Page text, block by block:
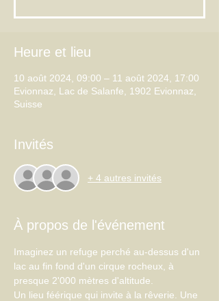
Heure et lieu
10 août 2024, 09:00 – 11 août 2024, 17:00
Evionnaz, Lac de Salanfe, 1902 Evionnaz,
Suisse
Invités
+ 4 autres invités
À propos de l'événement
Imaginez un refuge perché au-dessus d'un
lac au fin fond d'un cirque rocheux, à
presque 2'000 mètres d'altitude.
Un lieu féérique qui invite à la rêverie. Une